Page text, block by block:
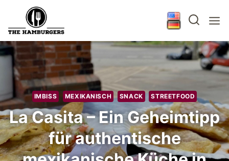
springen
IMBISS MEXIKANISCH SNACK STREETFOOD
La Casita – Ein Geheimtipp
für authentische